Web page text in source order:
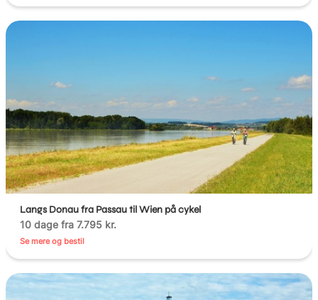
Langs Donau fra Passau til Wien på cykel
10 dage fra 7.795 kr.
Se mere og bestil